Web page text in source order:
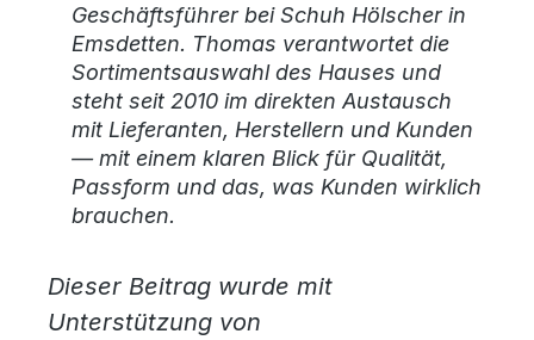
Geschäftsführer bei Schuh Hölscher in
Emsdetten. Thomas verantwortet die
Sortimentsauswahl des Hauses und
steht seit 2010 im direkten Austausch
mit Lieferanten, Herstellern und Kunden
— mit einem klaren Blick für Qualität,
Passform und das, was Kunden wirklich
brauchen.
Dieser Beitrag wurde mit
Unterstützung von